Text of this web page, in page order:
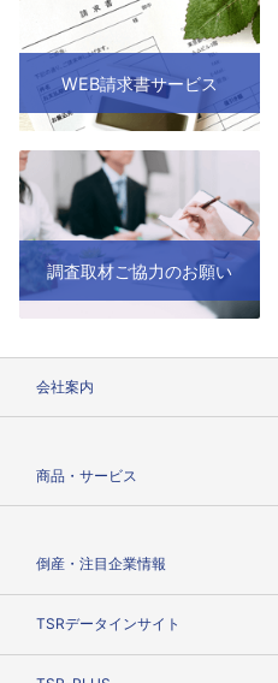
WEB請求書サービス
調査取材ご協力のお願い
会社案内
商品・サービス
倒産・注目企業情報
TSRデータインサイト